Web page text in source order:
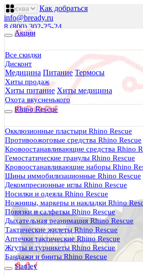
Как добраться
info@bready.ru
8 (800) 302-25-24
Пн 0900- 18
Будь Готов
Магазин походного снаряжения
все для туризма, охоты, рыбалки
Каталог
Акции
Все скидки
Дисконт
Медицина Питание Термосы
Хиты продаж
Хиты питание Хиты медицина
Охота вкусненького
Rhino Rescue
Окклюзионные пластыри Rhino Rescue
Противоожоговые средства Rhino Rescue
Кровоостанавливающие средства Rhino
Гемостатические гранулы Rhino Rescue
Кровоостанавливающие наборы Rhino
Шины иммобилизационные Rhino Rescue
Декомпресионные иглы Rhino Rescue
Носилки и одеяла Rhino Rescue
Ножницы, маркеры и накладки Rhino
Повязки и салфетки Rhino Rescue
Дыхательная реанимация Rhino Rescue
Тактические жилеты Rhino Rescue
Аптечки тактические Rhino Rescue
Жгуты и турникеты Rhino Rescue
Бандажи и бинты Rhino Rescue
Stanley
0 руб.
0
0
Тактическая медицина
Еда в дорогу
Термосы Stanley
Фильтры для воды
Оплата и доставка
Гарантия и возврат
Оптовикам
Контакты